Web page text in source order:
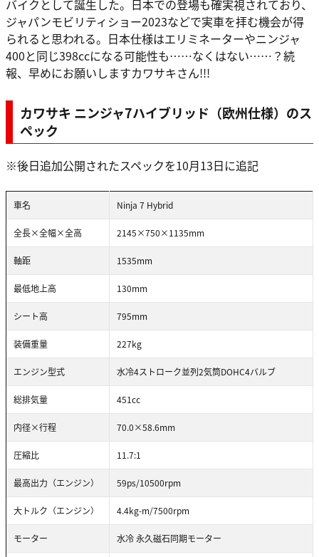
バイクとして誕生した。日本での登場も確実視されており、
ジャパンモビリティショー2023などで実車を拝む機会が得
られると思われる。日本仕様はエリミネーターやニンジャ
400と同じ398ccになる可能性も……なくはない……？続
報、早めにお願いしますカワサキさん!!!
カワサキ ニンジャ7ハイブリッド（欧州仕様）のス
ペック
※後日追加公開されたスペックを10月13日に追記
車名 Ninja 7 Hybrid
全長×全幅×全高 2145×750×1135mm
軸距 1535mm
最低地上高 130mm
シート高 795mm
装備重量 227kg
エンジン型式 水冷4ストローク並列2気筒DOHC4バルブ
総排気量 451cc
内径×行程 70.0×58.6mm
圧縮比 11.7:1
最高出力（エンジン） 59ps/10500rpm
大トルク（エンジン） 4.4kg-m/7500rpm
モーター 水冷 永久磁石同期モーター